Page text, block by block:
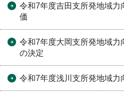
令和7年度吉田支所発地域
価
令和7年度大岡支所発地域力
の決定
令和7年度浅川支所発地域力